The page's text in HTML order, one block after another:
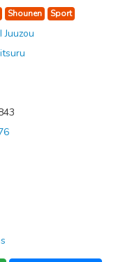
Shounen Sport
Juuzou